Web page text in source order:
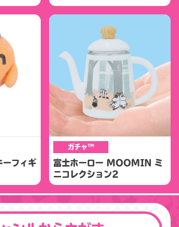
ーフィギ
ガチャ™
富士ホーロー MOOMIN ミ
ニコレクション2